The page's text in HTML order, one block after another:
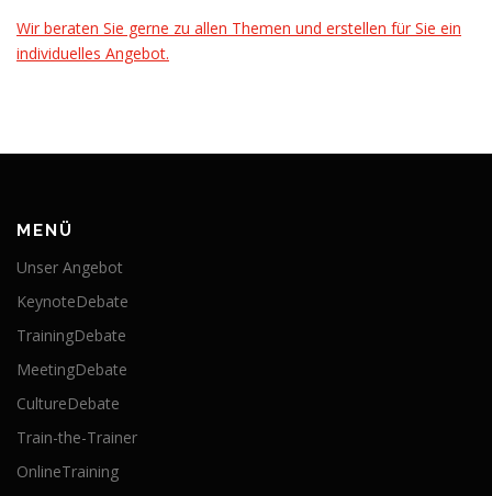
Wir beraten Sie gerne zu allen Themen und erstellen für Sie ein
individuelles Angebot.
MENÜ
Unser Angebot
KeynoteDebate
TrainingDebate
MeetingDebate
CultureDebate
Train-the-Trainer
OnlineTraining